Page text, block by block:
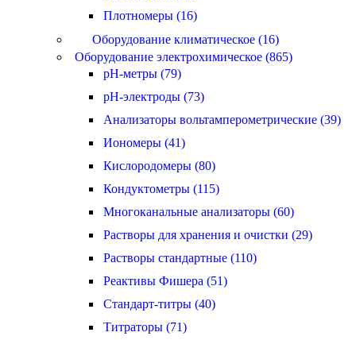
Плотномеры (16)
Оборудование климатическое (16)
Оборудование электрохимическое (865)
pH-метры (79)
pH-электроды (73)
Анализаторы вольтамперометрические (39)
Иономеры (41)
Кислородомеры (80)
Кондуктометры (115)
Многоканальные анализаторы (60)
Растворы для хранения и очистки (29)
Растворы стандартные (110)
Реактивы Фишера (51)
Стандарт-титры (40)
Титраторы (71)